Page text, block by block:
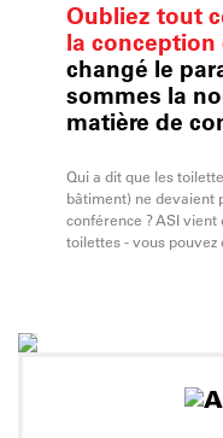
Oubliez tout
la
changé le
sommes la
matière de
Qui a dit que les
bâtiment) ne devaient
conférence ? ASI
toilettes - vous pouvez